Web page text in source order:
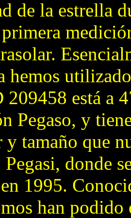
de la estrella
hemos
209458 está a
Pegaso, y
y tamaño que
donde
1995.
han